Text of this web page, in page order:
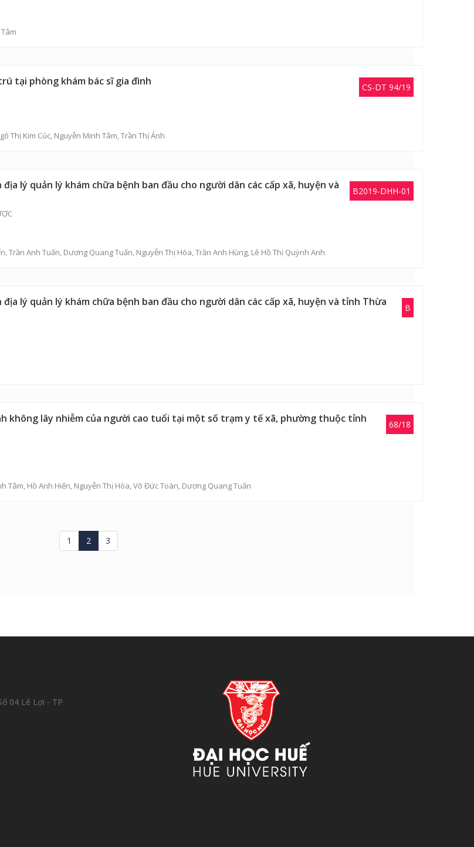
CS-DT 94/19
tại phòng khám bác sĩ gia đình
Thị Kim Cúc, Nguyễn Minh Tâm, Trần Thị Ánh
B2019-DHH-01
lý quản lý khám chữa bệnh ban đầu cho người dân các cấp xã, huyện và
,Trần Anh Tuấn, Dương Quang Tuấn, Nguyễn Thị Hòa,Trần Anh Hùng, Lê Hồ Thị Quỳnh Anh
B
lý quản lý khám chữa bệnh ban đầu cho người dân các cấp xã, huyện và tỉnh Thừa
68/18
không lây nhiễm của người cao tuổi tại một số trạm y tế xã, phường thuộc tỉnh
Tâm, Hồ Anh Hiến, Nguyễn Thị Hòa,Võ Đức Toàn, Dương Quang Tuấn
1 2 3
04 Lê Lợi - TP